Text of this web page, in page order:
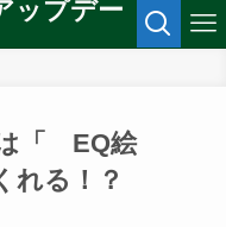
ップデー
「 EQ絵
る！？